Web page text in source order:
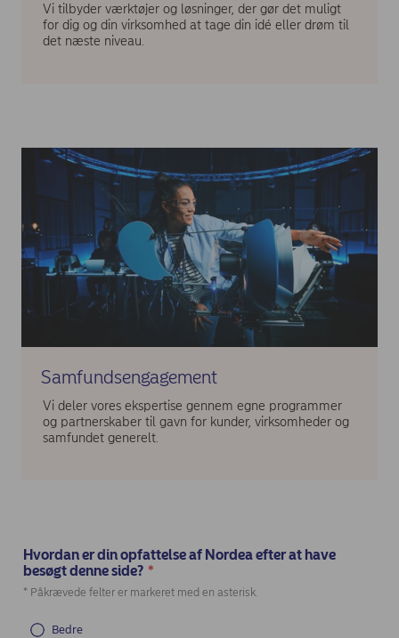
Vi tilbyder værktøjer og løsninger, der gør det muligt
for dig og din virksomhed at tage din idé eller drøm til
det næste niveau.
Samfundsengagement
Vi deler vores ekspertise gennem egne programmer
og partnerskaber til gavn for kunder, virksomheder og
samfundet generelt.
Hvordan er din opfattelse af Nordea efter at have
besøgt denne side? *
* Påkrævede felter er markeret med en asterisk.
Bedre